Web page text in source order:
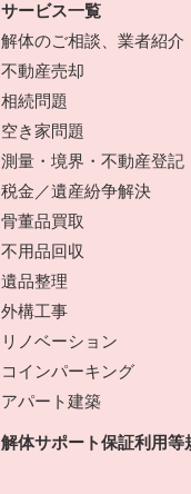
サービス一覧
解体のご相談、業者紹介
不動産売却
相続問題
空き家問題
測量・境界・不動産登記
税金／遺産紛争解決
骨董品買取
不用品回収
遺品整理
外構工事
リノベーション
コインパーキング
アパート建築
解体サポート保証利用等